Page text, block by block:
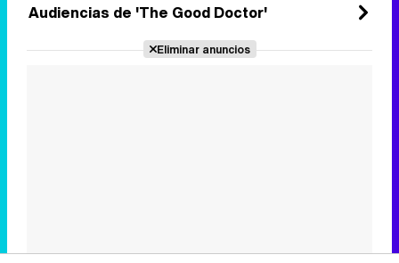
Audiencias de 'The Good Doctor'
Eliminar anuncios